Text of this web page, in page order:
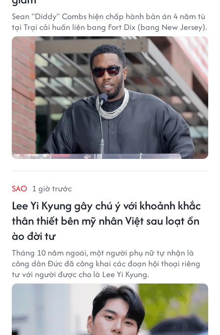
Sean "Diddy" Combs hiện chấp hành bản án 4 năm tù
tại Trại cải huấn liên bang Fort Dix (bang New Jersey).
SAO 1 giờ trước
Lee Yi Kyung gây chú ý với khoảnh khắc
thân thiết bên mỹ nhân Việt sau loạt ồn
ào đời tư
Tháng 10 năm ngoái, một người phụ nữ tự nhận là
công dân Đức đã công khai các đoạn hội thoại riêng
tư với người được cho là Lee Yi Kyung.